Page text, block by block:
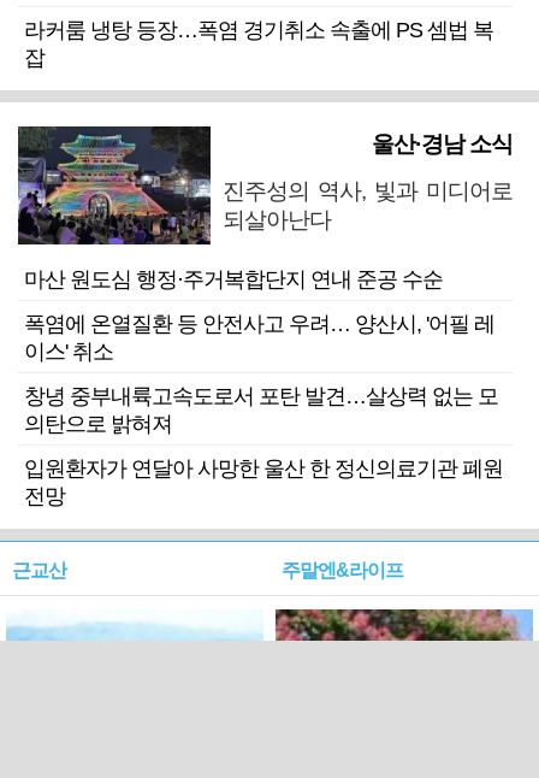
라커룸 냉탕 등장…폭염 경기취소 속출에 PS 셈법 복
잡
울산·경남 소식
진주성의 역사, 빛과 미디어로
되살아난다
마산 원도심 행정·주거복합단지 연내 준공 수순
폭염에 온열질환 등 안전사고 우려… 양산시, '어필 레
이스' 취소
창녕 중부내륙고속도로서 포탄 발견…살상력 없는 모
의탄으로 밝혀져
입원환자가 연달아 사망한 울산 한 정신의료기관 폐원
전망
근교산 주말엔&라이프